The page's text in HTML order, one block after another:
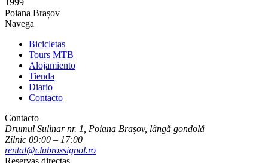
1999
Poiana Brașov
Navega
Bicicletas
Tours MTB
Alojamiento
Tienda
Diario
Contacto
Contacto
Drumul Sulinar nr. 1, Poiana Brașov, lângă gondolă
Zilnic 09:00 – 17:00
rental@clubrossignol.ro